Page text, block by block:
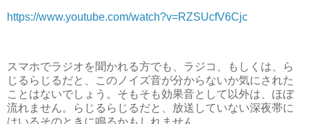
https://www.youtube.com/watch?v=RZSUcfV6Cjc
スマホでラジオを聞かれる方でも、ラジコ、もしくは、ら
じるらじるだと、このノイズ音が分からないか気にされた
ことはないでしょう。そもそも効果音として以外は、ほぼ
流れません。らじるらじるだと、放送していない深夜帯に
はいるそのときに鳴るかもしれません。